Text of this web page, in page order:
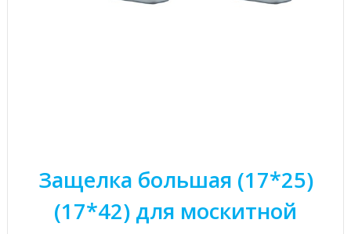
Защелка большая (17*25)
(17*42) для москитной